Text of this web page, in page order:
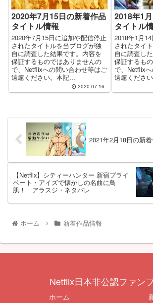
2020年7月15日の新着作品
タイトル情報
2020年7月15日に追加や配信停止
されたタイトルを当ブログが独
自に調査した結果です。内容を
保証するものではありませんの
で、Netflixへの問い合わせ等はご
遠慮ください。本記...
2020.07.16
2018年1
タイトル
2018年1月
されたタイ
自に調査し
保証するも
で、Netflix
遠慮くださ
2021年2月18日の新
【Netflix】シティーハンター 新宿プライ
ベート・アイズで懐かしの名曲に鳥
肌！ アラスジ・ネタバレ
ホーム 新着作品情報
Netflix日本非公認ファン
ホーム